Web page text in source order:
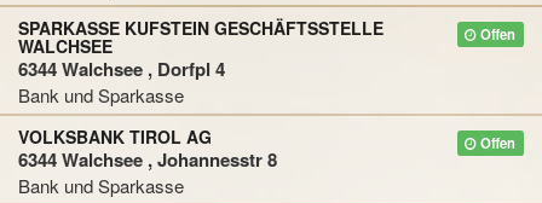
Offen
SPARKASSE KUFSTEIN GESCHÄFTSSTELLE
WALCHSEE
6344 Walchsee , Dorfpl 4
Bank und Sparkasse
Offen
VOLKSBANK TIROL AG
6344 Walchsee , Johannesstr 8
Bank und Sparkasse